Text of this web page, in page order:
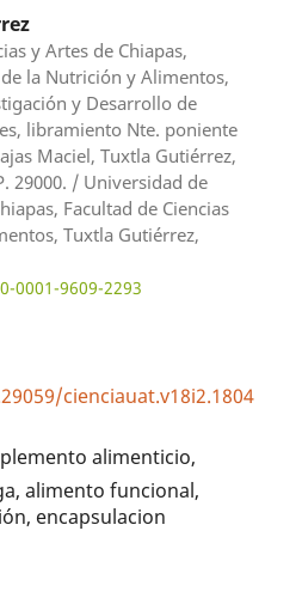
y Artes de Chiapas,
la Nutrición y Alimentos,
y Desarrollo de
libramiento Nte. poniente
Maciel, Tuxtla Gutiérrez,
29000. / Universidad de
Facultad de Ciencias
Tuxtla Gutiérrez,
0001-9609-2293
cienciauat.v18i2.1804
alimenticio,
alimento funcional,
encapsulacion